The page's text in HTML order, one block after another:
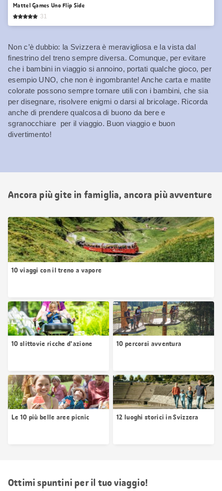
Mattel Games Uno Flip Side
31
Non c’è dubbio: la Svizzera è meravigliosa e la vista dal
finestrino del treno sempre diversa. Comunque, per evitare
che i bambini in viaggio si annoino, portati qualche gioco, per
esempio UNO, che non è ingombrante! Anche carta e matite
colorate possono sempre tornare utili con i bambini, che sia
per disegnare, risolvere enigmi o darsi al bricolage. Ricorda
anche di prendere qualcosa di buono da bere e
sgranocchiare per il viaggio. Buon viaggio e buon
divertimento!
Ancora più gite in famiglia, ancora più avventure
10 viaggi con il treno a vapore
10 slittovie ricche d'azione 10 percorsi avventura
Le 10 più belle aree picnic 12 luoghi storici in Svizzera
Ottimi spuntini per il tuo viaggio!